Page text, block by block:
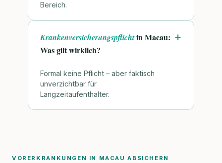
Bereich.
Krankenversicherungspflichtin Macau:
Was gilt wirklich?
Formal keine Pflicht – aber faktisch
unverzichtbar für
Langzeitaufenthalter.
VORERKRANKUNGEN IN MACAU ABSICHERN